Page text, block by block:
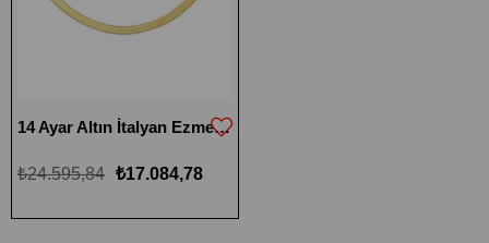
14 Ayar Altın İtalyan Ezme Zincirli Bileklik
₺17.084,78
₺24.595,84